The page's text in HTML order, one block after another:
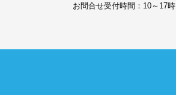
お問合せ受付時間：10～17時